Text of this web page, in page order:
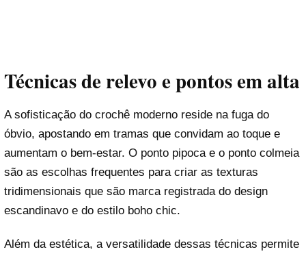
Técnicas de relevo e pontos em alta
A sofisticação do crochê moderno reside na fuga do
óbvio, apostando em tramas que convidam ao toque e
aumentam o bem-estar. O ponto pipoca e o ponto colmeia
são as escolhas frequentes para criar as texturas
tridimensionais que são marca registrada do design
escandinavo e do estilo boho chic.
Além da estética, a versatilidade dessas técnicas permite